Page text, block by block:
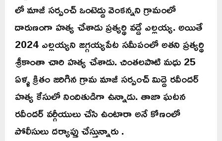
లో మాజీ సర్పంచ్ ఒంటెద్దు వెంకన్నని గ్రామంలో
దారుణంగా హత్య చేశాడు ప్రత్యర్థి వడ్డే ఎల్లయ్య. అయితే
2024 ఎల్లయ్యని జగ్గయ్యపేట సమీపంలో అతని ప్రత్యర్థి
శ్రీకాంతా చారి హత్య చేశాడు. చింతలపాటి మధు 25
ఏళ్ళ క్రితం జరిగిన గ్రామ మాజీ సర్పంచ్ మిద్దె రవీందర్
హత్య కేసులో నిందితుడిగా ఉన్నాడు. తాజా ఘటన
రవీందర్ వర్గీయులు చేసి ఉంటారా అనే కోణంలో
పోలీసులు దర్యాప్తు చేస్తున్నారు .